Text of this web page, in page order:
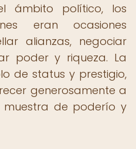
ámbito político, los
eran ocasiones
alianzas, negociar
poder y riqueza. La
de status y prestigio,
generosamente a
de poderío y